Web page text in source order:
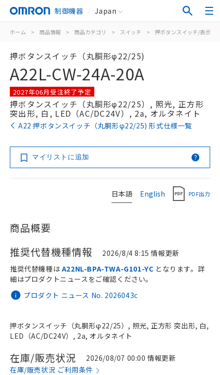
制御機器 Japan
ホーム > 商品情報 > 商品カテゴリ > スイッチ > 押ボタンスイッチ/表示灯
押ボタンスイッチ（丸胴形φ22/25)
A22L-CW-24A-20A
2027年06月受注終了予定
押ボタンスイッチ（丸胴形φ22/25）, 照光, 正方形
突出形, 白, LED（AC/DC24V）, 2a, オルタネイト
A22 押ボタンスイッチ（丸胴形φ22/25) 形式仕様一覧
マイリストに追加
日本語 English PDF出力
商品概要
推奨代替機種情報
2026/8/4 8:15 情報更新
プロダクト ニュース No. 2026043c
推奨代替機種は A22NL-BPA-TWA-G101-YC となります。詳
細はプロダクトニュースをご確認ください。
押ボタンスイッチ（丸胴形φ22/25）, 照光, 正方形 突出形, 白,
LED（AC/DC24V）, 2a, オルタネイト
在庫/販売状況
2026/08/07 00:00 情報更新
在庫/販売状況 ご利用条件